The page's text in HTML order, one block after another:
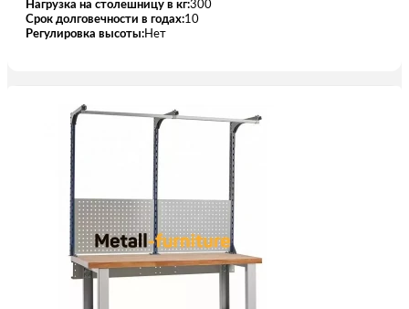
Нагрузка на столешницу в кг:300
Срок долговечности в годах:10
Регулировка высоты:Нет